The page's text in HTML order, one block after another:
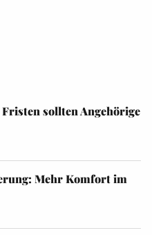
sollten Angehörige
Mehr Komfort im